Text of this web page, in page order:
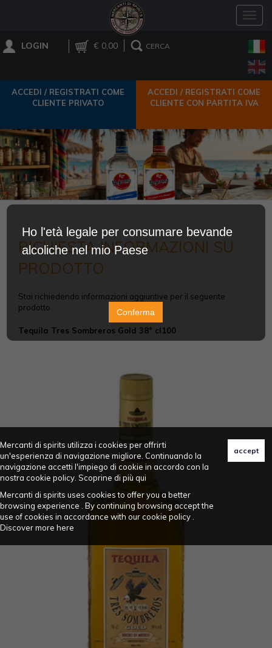
Mercanti di spirits utilizza i cookies per offrirti
un'esperienza di navigazione migliore. Continuando la
navigazione accetti l'impiego di cookie in accordo con la
nostra cookie policy. Scoprine di più qui
Mercanti di spirits uses cookies to offer you a better
browsing experience . By continuing browsing accept the
use of cookies in accordance with our cookie policy .
Discover more here
LOGIN € 0,00 CERCA
ACCEDI / REGISTRATI COME
CLIENTE PRIVATO
ACCEDI / REGISTRATI COME
CLIENTE CON PARTITA IVA
RICHIESTA INFORMAZIONI SU
PRODOTTO
Stai richiedendo informazioni aggiuntive per il seguente
prodotto
Tequila Tres Sombreros Gold 38° cl100
Ho l'età legale per consumare bevande
alcoliche nel mio Paese
Conferma